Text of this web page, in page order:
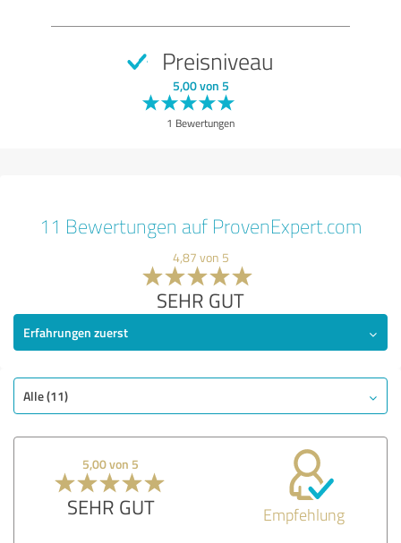
Preisniveau
5,00 von 5
1 Bewertungen
11 Bewertungen auf ProvenExpert.com
4,87 von 5
SEHR GUT
Erfahrungen zuerst
Alle (11)
5,00 von 5
SEHR GUT Empfehlung